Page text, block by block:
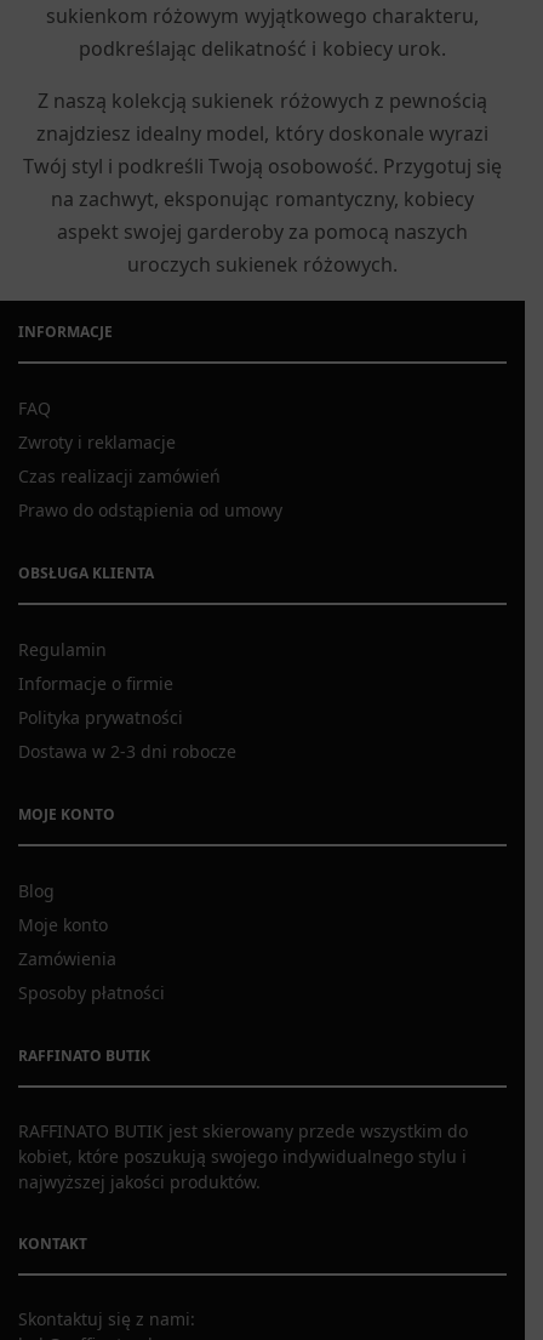
sukienkom różowym wyjątkowego charakteru,
podkreślając delikatność i kobiecy urok.
Z naszą kolekcją sukienek różowych z pewnością
znajdziesz idealny model, który doskonale wyrazi
Twój styl i podkreśli Twoją osobowość. Przygotuj się
na zachwyt, eksponując romantyczny, kobiecy
aspekt swojej garderoby za pomocą naszych
uroczych sukienek różowych.
INFORMACJE
FAQ
Zwroty i reklamacje
Czas realizacji zamówień
Prawo do odstąpienia od umowy
OBSŁUGA KLIENTA
Regulamin
Informacje o firmie
Polityka prywatności
Dostawa w 2-3 dni robocze
MOJE KONTO
Blog
Moje konto
Zamówienia
Sposoby płatności
RAFFINATO BUTIK
RAFFINATO BUTIK jest skierowany przede wszystkim do
kobiet, które poszukują swojego indywidualnego stylu i
najwyższej jakości produktów.
KONTAKT
Skontaktuj się z nami: